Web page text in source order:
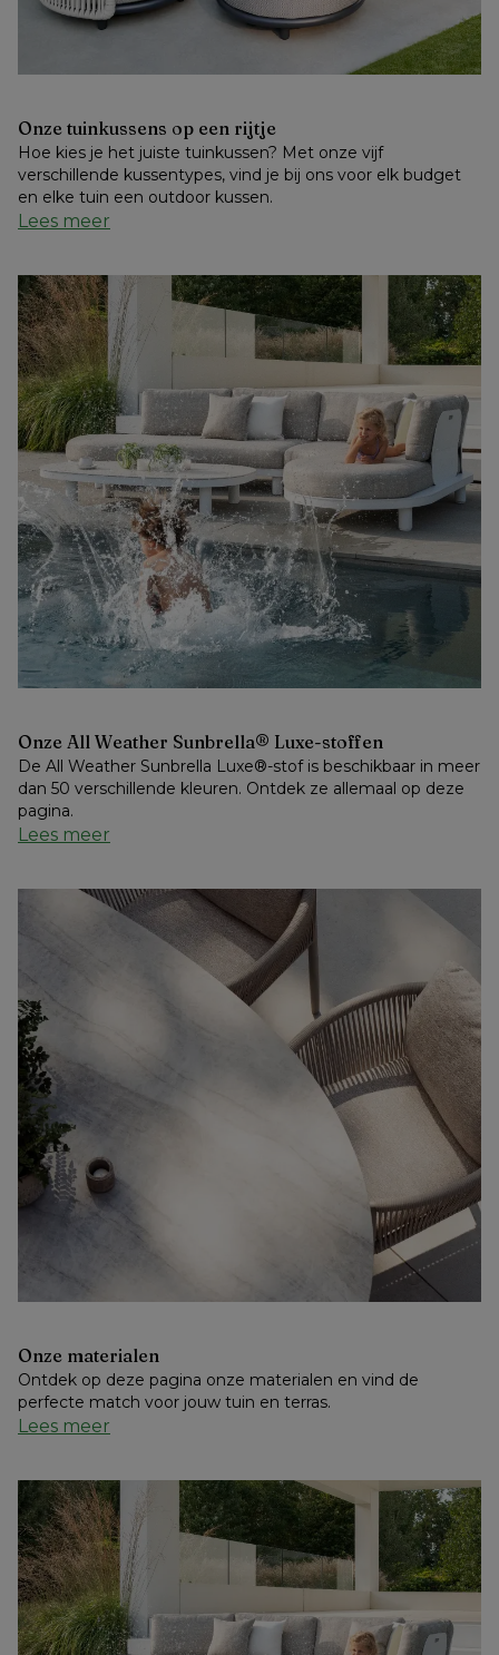
Onze tuinkussens op een rijtje
Hoe kies je het juiste tuinkussen? Met onze vijf
verschillende kussentypes, vind je bij ons voor elk budget
en elke tuin een outdoor kussen.
Lees meer
Onze All Weather Sunbrella® Luxe-stoffen
De All Weather Sunbrella Luxe®-stof is beschikbaar in meer
dan 50 verschillende kleuren. Ontdek ze allemaal op deze
pagina.
Lees meer
Onze materialen
Ontdek op deze pagina onze materialen en vind de
perfecte match voor jouw tuin en terras.
Lees meer